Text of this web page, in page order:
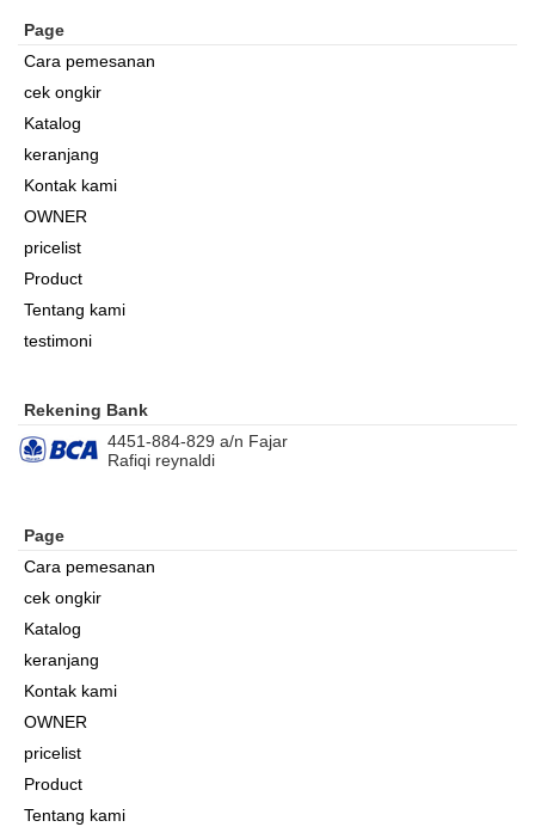
Page
Cara pemesanan
cek ongkir
Katalog
keranjang
Kontak kami
OWNER
pricelist
Product
Tentang kami
testimoni
Rekening Bank
4451-884-829 a/n Fajar
Rafiqi reynaldi
Page
Cara pemesanan
cek ongkir
Katalog
keranjang
Kontak kami
OWNER
pricelist
Product
Tentang kami